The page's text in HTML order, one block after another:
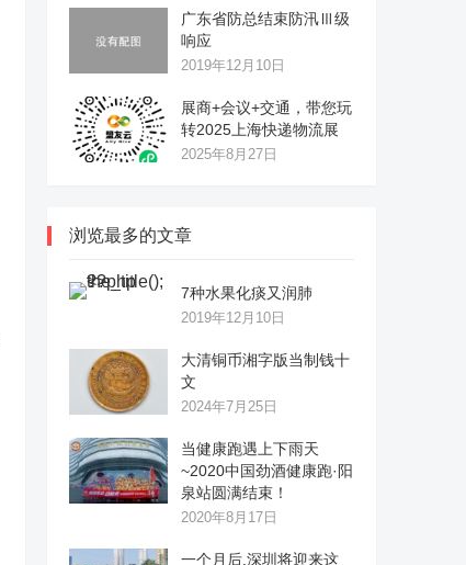
广东省防总结束防汛Ⅲ级
响应
2019年12月10日
展商+会议+交通，带您玩
转2025上海快递物流展
2025年8月27日
浏览最多的文章
7种水果化痰又润肺
2019年12月10日
大清铜币湘字版当制钱十
文
2024年7月25日
当健康跑遇上下雨天
~2020中国劲酒健康跑·阳
泉站圆满结束！
2020年8月17日
一个月后,深圳将迎来这